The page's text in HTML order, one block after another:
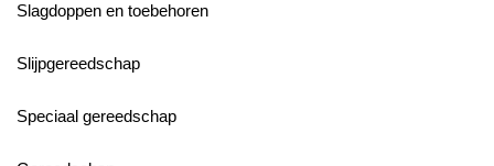
Slagdoppen en toebehoren
Slijpgereedschap
Speciaal gereedschap